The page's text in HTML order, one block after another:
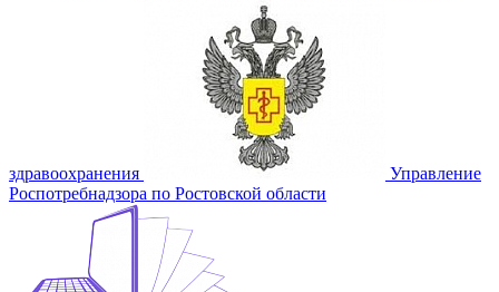
здравоохранения
Управление
Роспотребнадзора по Ростовской области